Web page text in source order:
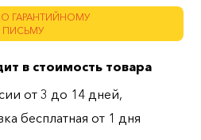
ГАРАНТИЙНОМУ
ПИСЬМУ
в стоимость товара
от 3 до 14 дней,
бесплатная от 1 дня